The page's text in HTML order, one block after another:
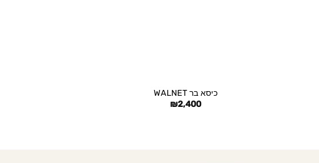
כיסא בר WALNET
₪2,400